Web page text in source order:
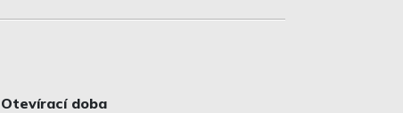
Otevírací doba